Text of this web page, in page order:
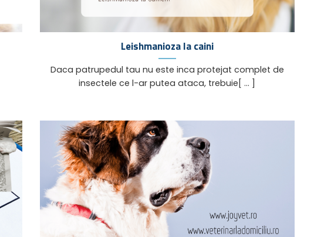
Leishmanioza la caini
Daca patrupedul tau nu este inca protejat complet de
insectele ce l-ar putea ataca, trebuie[ ... ]